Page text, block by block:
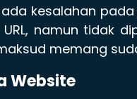
kesalahan pada
namun tidak
memang
Website